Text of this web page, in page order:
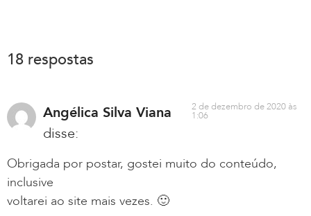
18 respostas
Angélica Silva Viana
disse:
2 de dezembro de 2020 às
1:06
Obrigada por postar, gostei muito do conteúdo,
inclusive
voltarei ao site mais vezes. 🙂